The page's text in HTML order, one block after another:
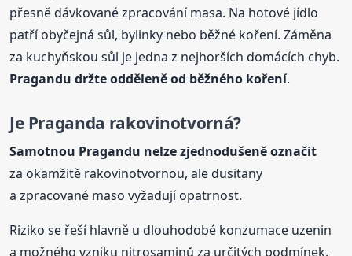
přesně dávkované zpracování masa. Na hotové jídlo
patří obyčejná sůl, bylinky nebo běžné koření. Záměna
za kuchyňskou sůl je jedna z nejhorších domácích chyb.
Pragandu držte odděleně od běžného koření.
Je Praganda rakovinotvorná?
Samotnou Pragandu nelze zjednodušeně označit
za okamžitě rakovinotvornou, ale dusitany
a zpracované maso vyžadují opatrnost.
Riziko se řeší hlavně u dlouhodobé konzumace uzenin
a možného vzniku nitrosaminů za určitých podmínek.